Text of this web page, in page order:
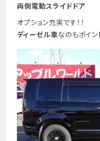
両側電動スライドドア
オプション充実です！！
ディーゼル車なのもポイン